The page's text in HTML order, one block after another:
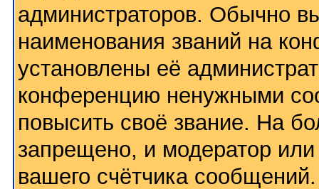
администраторов. Обычно
наименования званий на
установлены её
конференцию ненужными
повысить своё звание. На
запрещено, и модератор или
вашего счётчика сообщений.